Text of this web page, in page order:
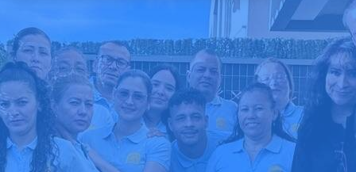
TURÍSTICOS EN FUENTIDUEÑA
DE TAJO
Dejamos tus apartamentos
impecables para que tus
huéspedes se sientan como en
casa